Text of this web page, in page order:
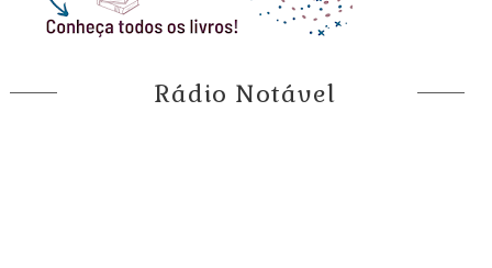
Rádio Notável